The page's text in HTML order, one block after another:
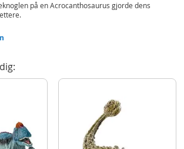
på en Acrocanthosaurus gjorde dens